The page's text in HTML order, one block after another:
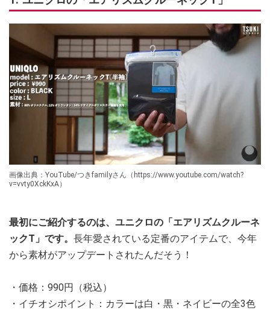
画像出典：YouTube/つきfamilyさん（https://www.youtube.com/watch?
v=vvty0XckKxA）
最初にご紹介するのは、ユニクロの「エアリズムクルーネ
ックT」です。 長年愛されている定番のアイテムで、今年
から素材がアップデートされたんだそう！
・価格：990円（税込）
・イチオシポイント：カラーは白・黒・ネイビーの全3色